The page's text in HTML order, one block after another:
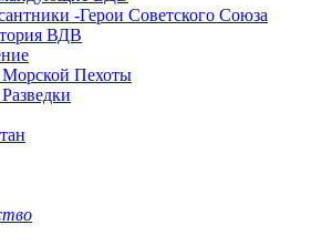
-Герои Советского Союза
ВДВ
Пехоты